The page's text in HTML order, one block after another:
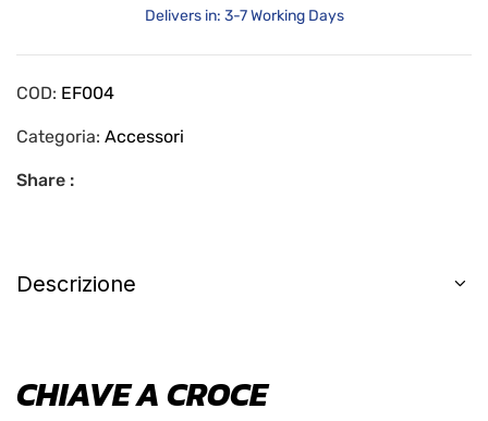
Delivers in: 3-7 Working Days
COD: EF004
Categoria: Accessori
Share :
Descrizione
CHIAVE A CROCE